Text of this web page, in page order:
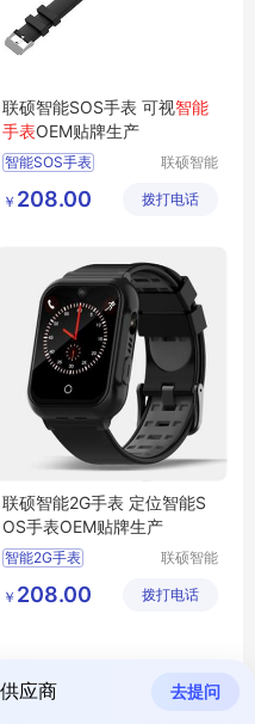
联硕智能SOS手表 可视智能
手表OEM贴牌生产
智能SOS手表
SOS手环
联硕智能
有限公司
￥ 208.00 拨打电话
联硕智能2G手表 定位智能S
OS手表OEM贴牌生产
智能2G手表
SOS智能手表
联硕智能
有限公司
￥ 208.00 拨打电话
应商 去提问